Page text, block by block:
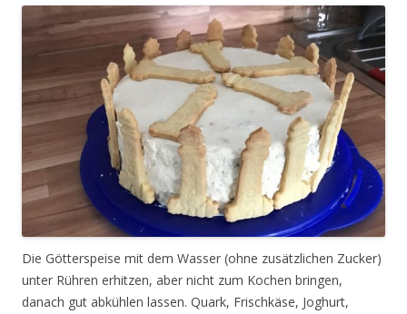
Die Götterspeise mit dem Wasser (ohne zusätzlichen Zucker)
unter Rühren erhitzen, aber nicht zum Kochen bringen,
danach gut abkühlen lassen. Quark, Frischkäse, Joghurt,